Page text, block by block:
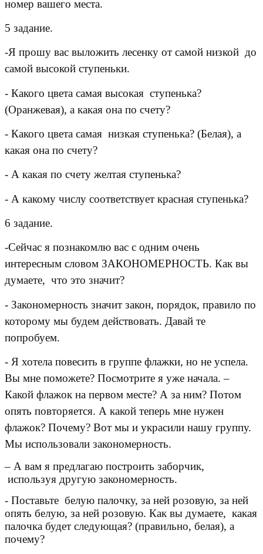
номер вашего места.
5 задание.
-Я прошу вас выложить лесенку от самой низкой до
самой высокой ступеньки.
- Какого цвета самая высокая ступенька?
(Оранжевая), а какая она по счету?
- Какого цвета самая низкая ступенька? (Белая), а
какая она по счету?
- А какая по счету желтая ступенька?
- А какому числу соответствует красная ступенька?
6 задание.
-Сейчас я познакомлю вас с одним очень
интересным словом ЗАКОНОМЕРНОСТЬ. Как вы
думаете, что это значит?
- Закономерность значит закон, порядок, правило по
которому мы будем действовать. Давай те
попробуем.
- Я хотела повесить в группе флажки, но не успела.
Вы мне поможете? Посмотрите я уже начала. –
Какой флажок на первом месте? А за ним? Потом
опять повторяется. А какой теперь мне нужен
флажок? Почему? Вот мы и украсили нашу группу.
Мы использовали закономерность.
– А вам я предлагаю построить заборчик,
используя другую закономерность.
- Поставьте белую палочку, за ней розовую, за ней
опять белую, за ней розовую. Как вы думаете, какая
палочка будет следующая? (правильно, белая), а
почему?